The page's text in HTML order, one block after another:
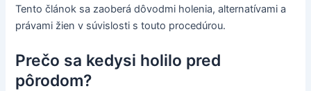
Tento článok sa zaoberá dôvodmi holenia, alternatívami a
právami žien v súvislosti s touto procedúrou.
Prečo sa kedysi holilo pred
pôrodom?